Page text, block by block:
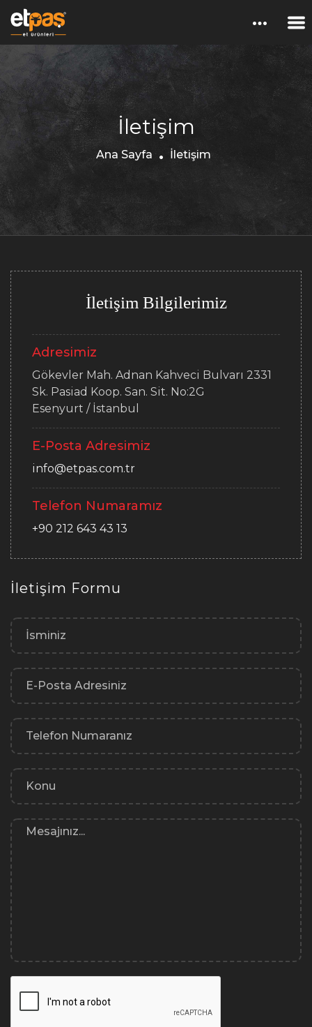
İletişim
Ana Sayfa İletişim
İletişim Formu
İletişim Bilgilerimiz
Adresimiz
Gökevler Mah. Adnan Kahveci Bulvarı 2331
Sk. Pasiad Koop. San. Sit. No:2G
Esenyurt / İstanbul
E-Posta Adresimiz
info@etpas.com.tr
Telefon Numaramız
+90 212 643 43 13